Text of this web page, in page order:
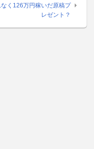
なく126万円稼いだ原稿プ
レゼント？